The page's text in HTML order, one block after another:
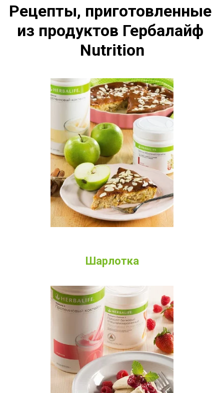
Рецепты, приготовленные
из продуктов Гербалайф
Nutrition
Шарлотка